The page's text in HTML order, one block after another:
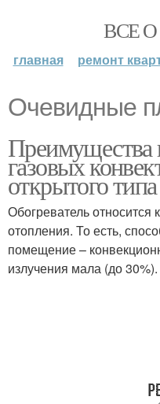
ВСЕ
главная ремонт
Очевидные
Преимущества
газовых
открытого
Обогреватель относится
отопления. То есть,
помещение –
излучения мала (до